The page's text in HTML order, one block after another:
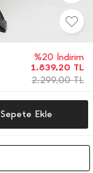
%20 İndirim
1.839,20 TL
2.299,00TL
Sepete Ekle